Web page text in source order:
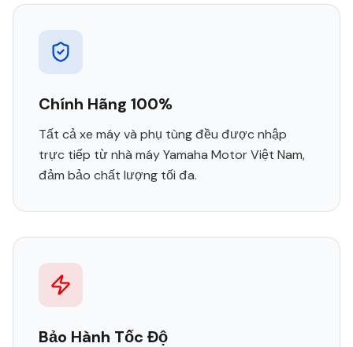
Chính Hãng 100%
Tất cả xe máy và phụ tùng đều được nhập
trực tiếp từ nhà máy Yamaha Motor Việt Nam,
đảm bảo chất lượng tối đa.
Bảo Hành Tốc Độ